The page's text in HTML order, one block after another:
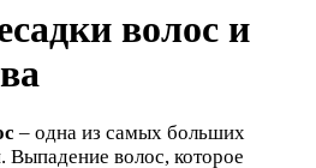
волос и
– одна из самых больших
волос, которое